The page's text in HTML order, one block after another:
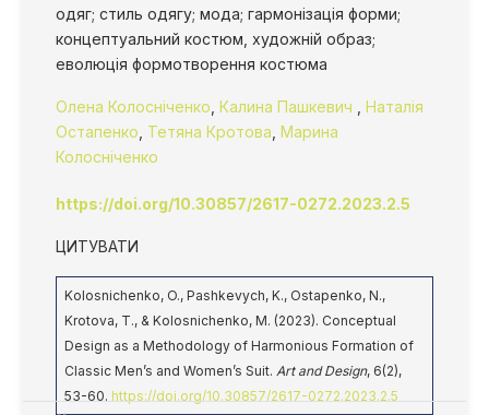
одяг; стиль одягу; мода; гармонізація форми;
концептуальний костюм, художній образ;
еволюція формотворення костюма
Олена Колосніченко Калина Пашкевич
Наталія
Остапенко Тетяна Кротова Марина
Колосніченко
https://doi.org/10.30857/2617-0272.2023.2.5
ЦИТУВАТИ
Kolosnichenko, O., Pashkevych, K., Ostapenko, N.,
Krotova, T., & Kolosnichenko, M. (2023). Conceptual
Design as a Methodology of Harmonious Formation of
Classic Men’s and Women’s Suit. Art and Design, 6(2),
53-60. https://doi.org/10.30857/2617-0272.2023.2.5